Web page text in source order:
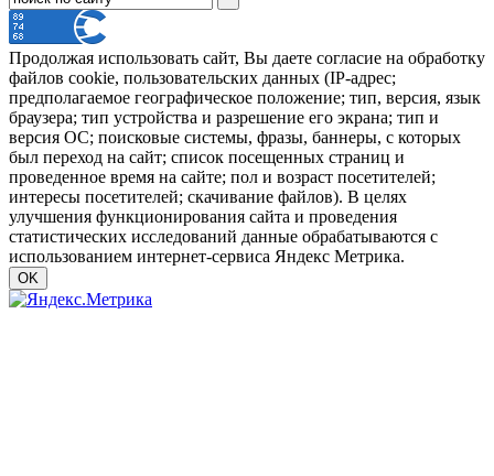
Продолжая использовать сайт, Вы даете согласие на обработку
файлов cookie, пользовательских данных (IP-адрес;
предполагаемое географическое положение; тип, версия, язык
браузера; тип устройства и разрешение его экрана; тип и
версия ОС; поисковые системы, фразы, баннеры, с которых
был переход на сайт; список посещенных страниц и
проведенное время на сайте; пол и возраст посетителей;
интересы посетителей; скачивание файлов). В целях
улучшения функционирования сайта и проведения
статистических исследований данные обрабатываются с
использованием интернет-сервиса Яндекс Метрика.
OK